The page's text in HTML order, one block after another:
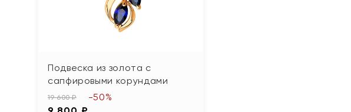
Подвеска из золота с
сапфировыми корундами
19 600 ₽ -50%